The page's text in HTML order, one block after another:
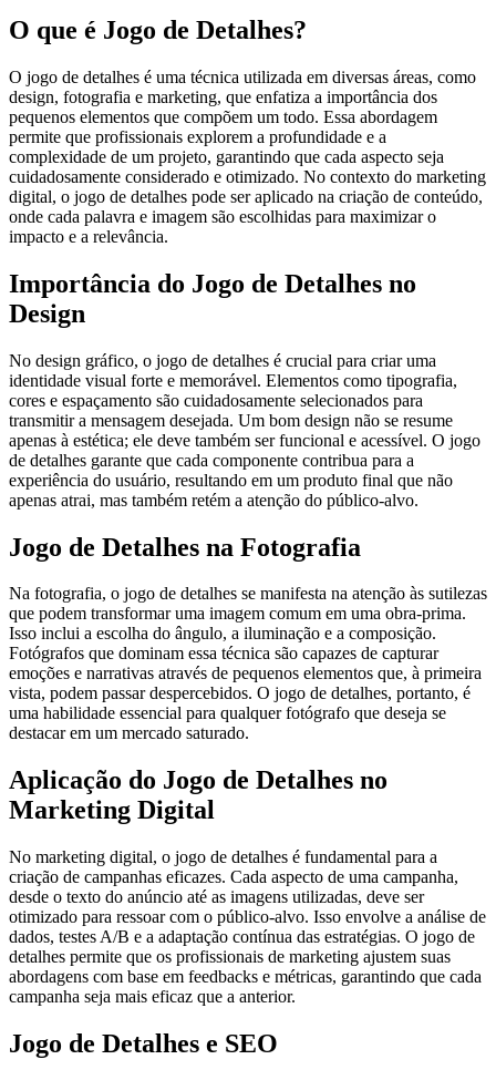
O que é Jogo de Detalhes?
O jogo de detalhes é uma técnica utilizada em diversas áreas, como
design, fotografia e marketing, que enfatiza a importância dos
pequenos elementos que compõem um todo. Essa abordagem
permite que profissionais explorem a profundidade e a
complexidade de um projeto, garantindo que cada aspecto seja
cuidadosamente considerado e otimizado. No contexto do marketing
digital, o jogo de detalhes pode ser aplicado na criação de conteúdo,
onde cada palavra e imagem são escolhidas para maximizar o
impacto e a relevância.
Importância do Jogo de Detalhes no
Design
No design gráfico, o jogo de detalhes é crucial para criar uma
identidade visual forte e memorável. Elementos como tipografia,
cores e espaçamento são cuidadosamente selecionados para
transmitir a mensagem desejada. Um bom design não se resume
apenas à estética; ele deve também ser funcional e acessível. O jogo
de detalhes garante que cada componente contribua para a
experiência do usuário, resultando em um produto final que não
apenas atrai, mas também retém a atenção do público-alvo.
Jogo de Detalhes na Fotografia
Na fotografia, o jogo de detalhes se manifesta na atenção às sutilezas
que podem transformar uma imagem comum em uma obra-prima.
Isso inclui a escolha do ângulo, a iluminação e a composição.
Fotógrafos que dominam essa técnica são capazes de capturar
emoções e narrativas através de pequenos elementos que, à primeira
vista, podem passar despercebidos. O jogo de detalhes, portanto, é
uma habilidade essencial para qualquer fotógrafo que deseja se
destacar em um mercado saturado.
Aplicação do Jogo de Detalhes no
Marketing Digital
No marketing digital, o jogo de detalhes é fundamental para a
criação de campanhas eficazes. Cada aspecto de uma campanha,
desde o texto do anúncio até as imagens utilizadas, deve ser
otimizado para ressoar com o público-alvo. Isso envolve a análise de
dados, testes A/B e a adaptação contínua das estratégias. O jogo de
detalhes permite que os profissionais de marketing ajustem suas
abordagens com base em feedbacks e métricas, garantindo que cada
campanha seja mais eficaz que a anterior.
Jogo de Detalhes e SEO